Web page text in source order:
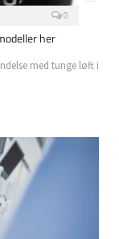
0
her
med tunge løft i